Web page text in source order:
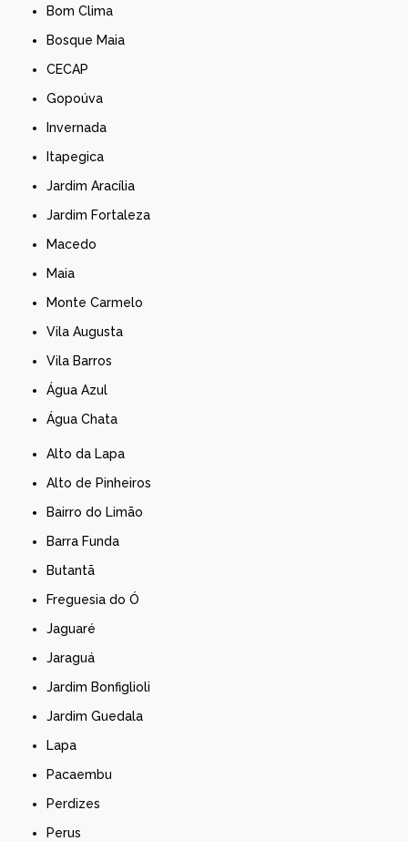
Bom Clima
Bosque Maia
CECAP
Gopoúva
Invernada
Itapegica
Jardim Aracília
Jardim Fortaleza
Macedo
Maia
Monte Carmelo
Vila Augusta
Vila Barros
Água Azul
Água Chata
Alto da Lapa
Alto de Pinheiros
Bairro do Limão
Barra Funda
Butantã
Freguesia do Ó
Jaguaré
Jaraguá
Jardim Bonfiglioli
Jardim Guedala
Lapa
Pacaembu
Perdizes
Perus